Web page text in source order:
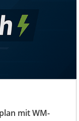
mit WM-